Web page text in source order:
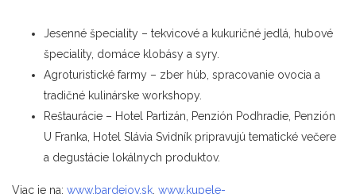
Jesenné špeciality – tekvicové a kukuričné jedlá, hubové
špeciality, domáce klobásy a syry.
Agroturistické farmy – zber húb, spracovanie ovocia a
tradičné kulinárske workshopy.
Reštaurácie – Hotel Partizán, Penzión Podhradie, Penzión
U Franka, Hotel Slávia Svidník pripravujú tematické večere
a degustácie lokálnych produktov.
Viac je na: www.bardejov.sk www.kupele-